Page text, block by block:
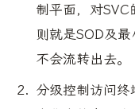
制平面，对
则就是SOD及
不会流转出去。
分级控制访问终